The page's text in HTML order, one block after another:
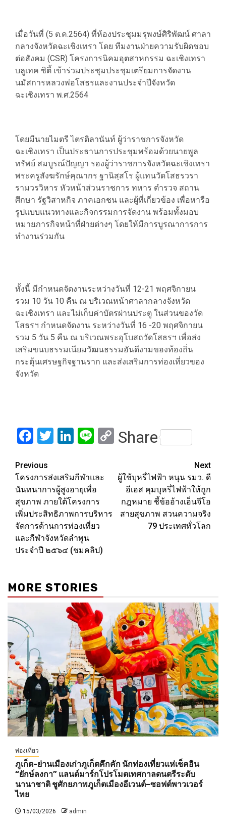
เมื่อวันที่ (5 ต.ค.2564) ที่ห้องประชุมมรุพงษ์ศิริพัฒน์ ศาลา
กลางจังหวัดฉะเชิงเทรา โดย ทีมงานฝ่ายความรับผิดชอบ
ต่อสังคม (CSR) โครงการนิคมอุตสาหกรรม ฉะเชิงเทรา
บลูเทค ซิตี้ เข้าร่วมประชุมประชุมเตรียมการจัดงาน
นมัสการหลวงพ่อโสธรและงานประจำปีจังหวัด
ฉะเชิงเทรา พ.ศ.2564
โดยมีนายไมตรี ไตรติลานันท์ ผู้ว่าราชการจังหวัด
ฉะเชิงเทรา เป็นประธานการประชุมพร้อมด้วยนายพูล
ทรัพย์ สมบูรณ์ปัญญา รองผู้ว่าราชการจังหวัดฉะเชิงเทรา
พระครูสังฆรักษ์คุณากร ฐานิสฺสโร ผู้แทนวัดโสธรวรา
รามวรวิหาร หัวหน้าส่วนราชการ ทหาร ตำรวจ สถาน
ศึกษา รัฐวิสาหกิจ ภาคเอกชน และผู้ที่เกี่ยวข้อง เพื่อหารือ
รูปแบบแนวทางและกิจกรรมการจัดงาน พร้อมทั้งมอบ
หมายภารกิจหน้าที่ฝ่ายต่างๆ โดยให้มีการบูรณาการการ
ทำงานร่วมกัน
ทั้งนี้ มีกำหนดจัดงานระหว่างวันที่ 12-21 พฤศจิกายน
รวม 10 วัน 10 คืน ณ บริเวณหน้าศาลากลางจังหวัด
ฉะเชิงเทรา และไม่เก็บค่าบัตรผ่านประตู ในส่วนของวัด
โสธรฯ กำหนดจัดงาน ระหว่างวันที่ 16 -20 พฤศจิกายน
รวม 5 วัน 5 คืน ณ บริเวณพระอุโบสถวัดโสธรฯ เพื่อส่ง
เสริมขนบธรรมเนียมวัฒนธรรมอันดีงามของท้องถิ่น
กระตุ้นเศรษฐกิจฐานราก และส่งเสริมการท่องเที่ยวของ
จังหวัด
Facebook
Twitter
LinkedIn
LineCopy
Share
Post
navigation
Previous
โครงการส่งเสริมกีฬาและ
นันทนาการผู้สูงอายุเพื่อ
สุขภาพ ภายใต้โครงการ
เพิ่มประสิทธิภาพการบริหาร
จัดการด้านการท่องเที่ยว
และกีฬาจังหวัดลำพูน
ประจำปี ๒๕๖๔ (ชมคลิป)
Next
ผู้ใช้บุหรี่ไฟฟ้า หนุน รมว. ดี
อีเอส คุมบุหรี่ไฟฟ้าให้ถูก
กฎหมาย ชี้ข้ออ้างเอ็นจีโอ
สายสุขภาพ สวนความจริง
79 ประเทศทั่วโลก
MORE STORIES
ท่องเที่ยว
ภูเก็ต-ย่านเมืองเก่าภูเก็ตคึกคัก นักท่องเที่ยวแห่เช็คอิน
“ยักษ์ลงกา” แลนด์มาร์กโปรโมตเทศกาลดนตรีระดับ
นานาชาติ ชูศักยภาพภูเก็ตเมืองอีเวนต์–ซอฟต์พาวเวอร์
ไทย
15/03/2026 admin